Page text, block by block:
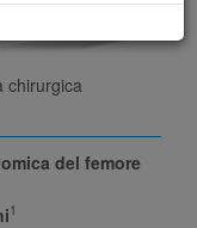
chirurgica
del femore
1